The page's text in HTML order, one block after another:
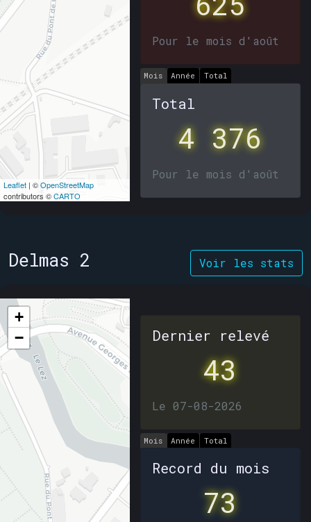
Leaflet | ©OpenStreetMap
contributors ©CARTO
Pour le mois d'août
Mois Année Total
Total
4 376
Pour le mois d'août
Voir les stats
Delmas 2
+
−
Dernier relevé
43
Le 07-08-2026
Mois Année Total
Record du mois
73